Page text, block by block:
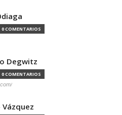
0 COMENTARIOS
Degwitz
0 COMENTARIOS